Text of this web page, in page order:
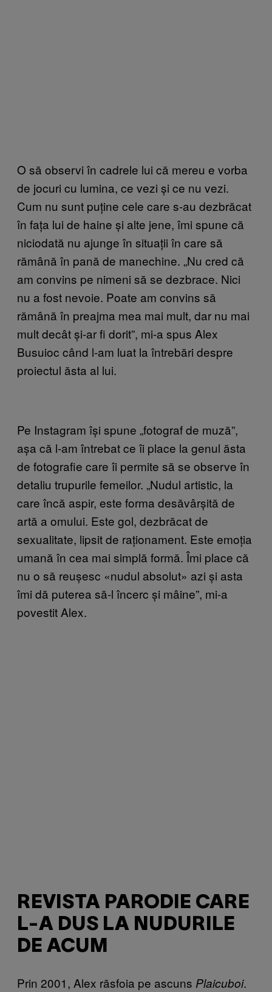
O să observi în cadrele lui că mereu e vorba
de jocuri cu lumina, ce vezi și ce nu vezi.
Cum nu sunt puține cele care s-au dezbrăcat
în fața lui de haine și alte jene, îmi spune că
niciodată nu ajunge în situații în care să
rămână în pană de manechine. „Nu cred că
am convins pe nimeni să se dezbrace. Nici
nu a fost nevoie. Poate am convins să
rămână în preajma mea mai mult, dar nu mai
mult decât și-ar fi dorit”, mi-a spus Alex
Busuioc când l-am luat la întrebări despre
proiectul ăsta al lui.
Pe Instagram își spune „fotograf de muză”,
așa că l-am întrebat ce îi place la genul ăsta
de fotografie care îi permite să se observe în
detaliu trupurile femeilor. „Nudul artistic, la
care încă aspir, este forma desăvârșită de
artă a omului. Este gol, dezbrăcat de
sexualitate, lipsit de raționament. Este emoția
umană în cea mai simplă formă. Îmi place că
nu o să reușesc «nudul absolut» azi și asta
îmi dă puterea să-l încerc și mâine”, mi-a
povestit Alex.
REVISTA PARODIE CARE
L-A DUS LA NUDURILE
DE ACUM
Prin 2001, Alex răsfoia pe ascuns Plaicuboi.